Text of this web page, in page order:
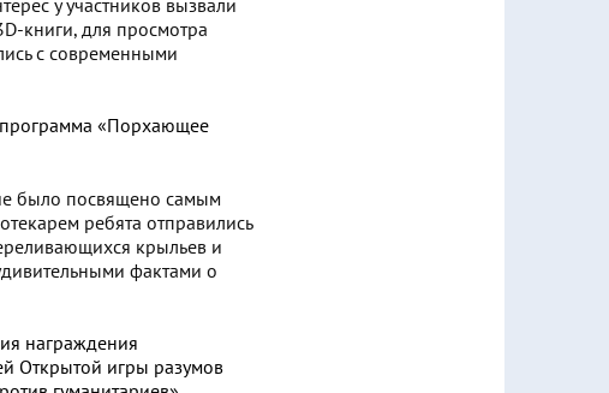
у участников вызвали
книги, для просмотра
с современными
было посвящено самым
ребята отправились
крыльев и
фактами о